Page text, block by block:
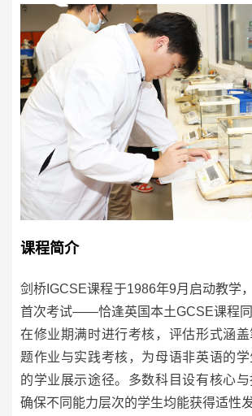
课程简介
剑桥IGCSE课程于1986年9月启动教学
首次考试——恰逢英国本土GCSE课程
在修业期满时进行考核，评估形式涵
题作业与实践考核，为母语非英语的
的学业展示途径。多数科目设有核心与
确保不同能力层次的学生均能获得适性发